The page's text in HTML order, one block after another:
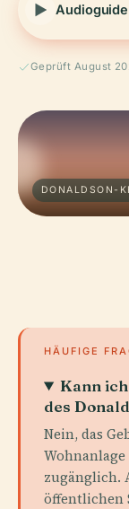
Geprüft August
DONALDSON-
HÄUFIGE
Kann
des
Nein, das
zugänglich.
öffentlichen